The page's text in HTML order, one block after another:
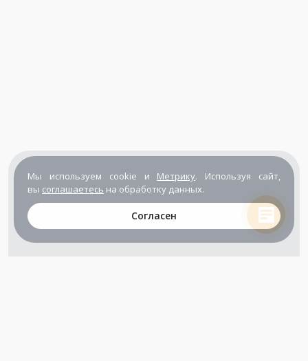
Мы используем cookie и Метрику. Используя сайт,
вы соглашаетесь на обработку данных.
Согласен